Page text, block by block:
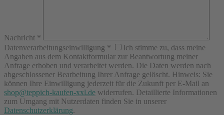
Nachricht *
Datenverarbeitungseinwilligung *
Ich stimme zu, dass meine
Angaben aus dem Kontaktformular zur Beantwortung meiner
Anfrage erhoben und verarbeitet werden. Die Daten werden nach
abgeschlossener Bearbeitung Ihrer Anfrage gelöscht. Hinweis: Sie
können Ihre Einwilligung jederzeit für die Zukunft per E-Mail an
shop@teppich-kaufen-xxl.de widerrufen. Detaillierte Informationen
zum Umgang mit Nutzerdaten finden Sie in unserer
Datenschutzerklärung.